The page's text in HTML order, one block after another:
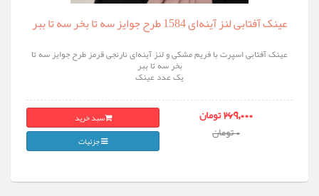
عینک آفتابی لنز آینه‌ای 1584 طرح جوایز سه تا بخر سه تا ببر
عینک آفتابی اسپرت با فریم مشکی و لنز آینه‌ای نارنجی قرمز طرح جوایز سه تا
بخر سه تا ببر
یک عدد عینک
269,000 تومان
0 تومان
سبد خرید
جزئیات